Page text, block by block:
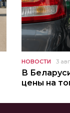
НОВОСТИ 3
В
цены на